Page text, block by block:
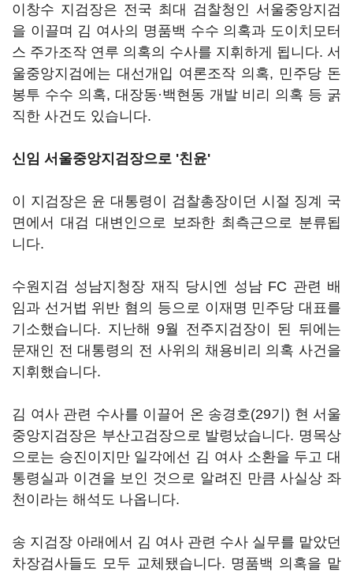
이창수 지검장은 전국 최대 검찰청인 서울중앙지검
을 이끌며 김 여사의 명품백 수수 의혹과 도이치모터
스 주가조작 연루 의혹의 수사를 지휘하게 됩니다. 서
울중앙지검에는 대선개입 여론조작 의혹, 민주당 돈
봉투 수수 의혹, 대장동·백현동 개발 비리 의혹 등 굵
직한 사건도 있습니다.
신임 서울중앙지검장으로 '친윤'
이 지검장은 윤 대통령이 검찰총장이던 시절 징계 국
면에서 대검 대변인으로 보좌한 최측근으로 분류됩
니다.
수원지검 성남지청장 재직 당시엔 성남 FC 관련 배
임과 선거법 위반 혐의 등으로 이재명 민주당 대표를
기소했습니다. 지난해 9월 전주지검장이 된 뒤에는
문재인 전 대통령의 전 사위의 채용비리 의혹 사건을
지휘했습니다.
김 여사 관련 수사를 이끌어 온 송경호(29기) 현 서울
중앙지검장은 부산고검장으로 발령났습니다. 명목상
으로는 승진이지만 일각에선 김 여사 소환을 두고 대
통령실과 이견을 보인 것으로 알려진 만큼 사실상 좌
천이라는 해석도 나옵니다.
송 지검장 아래에서 김 여사 관련 수사 실무를 맡았던
차장검사들도 모두 교체됐습니다. 명품백 의혹을 맡